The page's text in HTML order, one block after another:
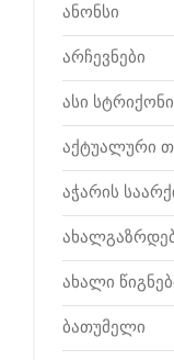
ანონსი
არჩევნები
ასი სტრიქონი
აქტუალური
აჭარის
ახალი
ბათუმელი